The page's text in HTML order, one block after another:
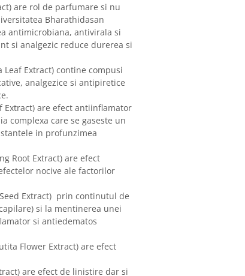
are rol de parfumare si nu
Bharathidasan
antimicrobiana, antivirala si
si analgezic reduce durerea si
Leaf Extract) contine compusi
analgezice si antipiretice
Extract) are efect antiinflamator
complexa care se gaseste un
in profunzimea
Root Extract) are efect
nocive ale factorilor
Extract) prin continutul de
si la mentinerea unei
si antiedematos
Flower Extract) are efect
are efect de linistire dar si